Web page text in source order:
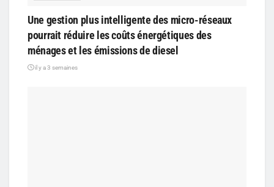
Une gestion plus intelligente des micro-réseaux
pourrait réduire les coûts énergétiques des
ménages et les émissions de diesel
il y a 3 semaines